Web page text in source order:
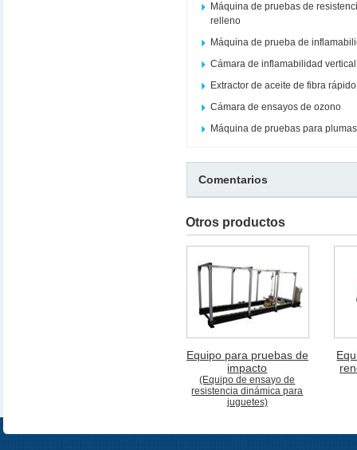
Máquina de pruebas de
relleno
Máquina de prueba de
Cámara de inflamabilidad vertical
Extractor de aceite de fibra
Cámara de ensayos de ozono
Máquina de pruebas para
Comentarios
Otros productos
Equipo para pruebas de
impacto
(Equipo de ensayo de
resistencia dinámica para
juguetes)